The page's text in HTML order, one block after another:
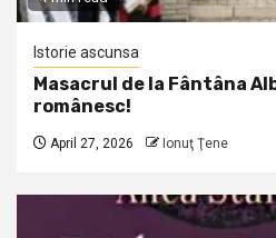
Istorie ascunsa
Masacrul de la Fântâna
românesc!
April 27, 2026 Ionuţ Ţene